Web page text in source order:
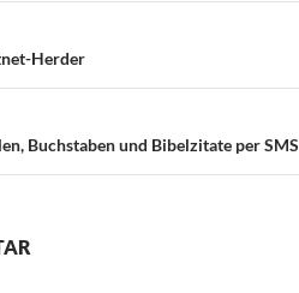
Herder
Buchstaben und Bibelzitate per SMS